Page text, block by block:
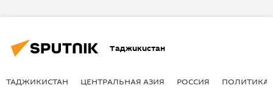
Таджикистан
ТАДЖИКИСТАН ЦЕНТРАЛЬНАЯ АЗИЯ РОССИЯ ПОЛИТИКА